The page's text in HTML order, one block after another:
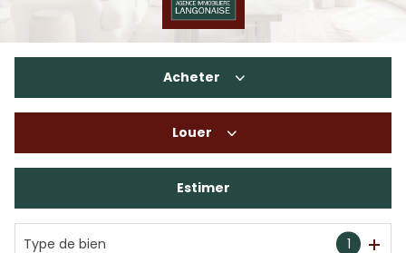
Acheter
De l'immo pro
Louer
En saisonnier
Estimer
Type de bien 1